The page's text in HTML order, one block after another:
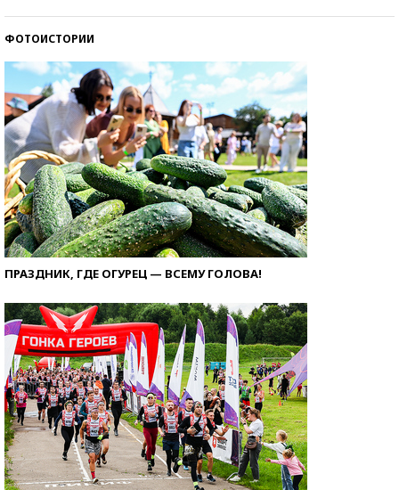
ФОТОИСТОРИИ
ПРАЗДНИК, ГДЕ ОГУРЕЦ — ВСЕМУ ГОЛОВА!